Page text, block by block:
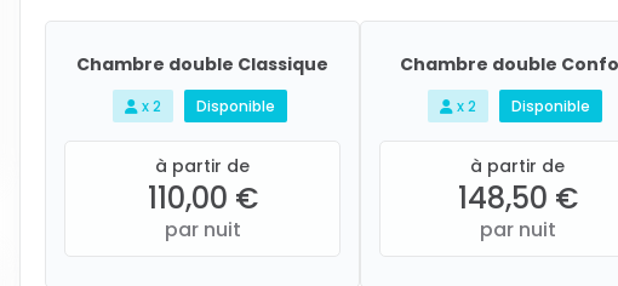
Chambre double Classique
x 2 Disponible
à partir de
110,00 €
par nuit
Chambre double
x 2 Disponible
à partir de
148,50 €
par nuit